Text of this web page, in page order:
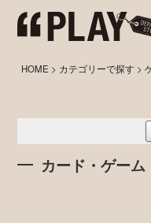
HOME > カテゴリーで探す >
カード・ゲーム